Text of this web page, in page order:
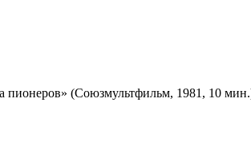
(Союзмультфильм, 1981, 10